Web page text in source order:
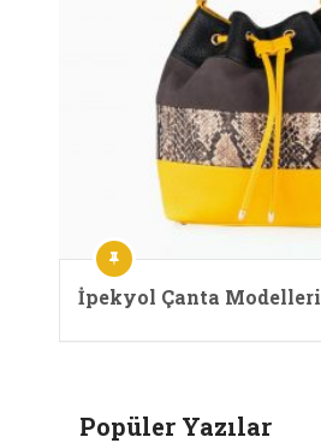
İpekyol Çanta Modelleri
Popüler Yazılar